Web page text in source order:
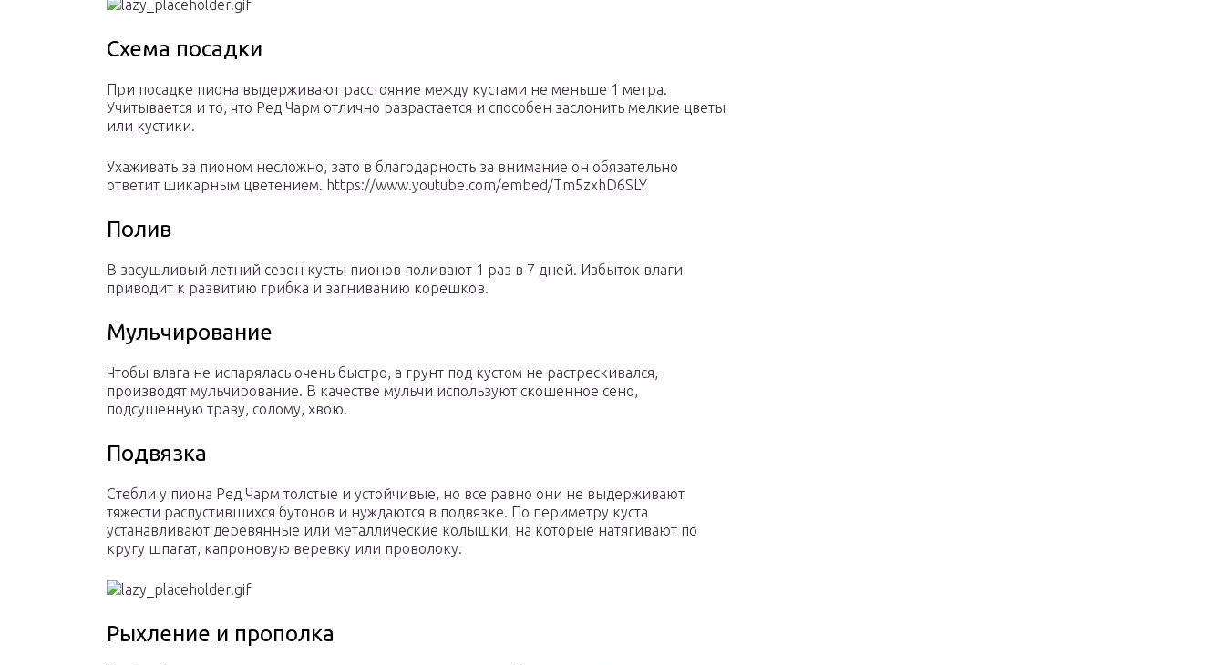
Схема посадки
При посадке пиона выдерживают расстояние между кустами не меньше 1 метра.
Учитывается и то, что Ред Чарм отлично разрастается и способен заслонить мелкие цветы
или кустики.
Ухаживать за пионом несложно, зато в благодарность за внимание он обязательно
ответит шикарным цветением. https://www.youtube.com/embed/Tm5zxhD6SLY
Полив
В засушливый летний сезон кусты пионов поливают 1 раз в 7 дней. Избыток влаги
приводит к развитию грибка и загниванию корешков.
Мульчирование
Чтобы влага не испарялась очень быстро, а грунт под кустом не растрескивался,
производят мульчирование. В качестве мульчи используют скошенное сено,
подсушенную траву, солому, хвою.
Подвязка
Стебли у пиона Ред Чарм толстые и устойчивые, но все равно они не выдерживают
тяжести распустившихся бутонов и нуждаются в подвязке. По периметру куста
устанавливают деревянные или металлические колышки, на которые натягивают по
кругу шпагат, капроновую веревку или проволоку.
Рыхление и прополка